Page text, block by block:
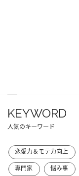
KEYWORD
人気のキーワード
恋愛力＆モテ力向上
専門家
悩み事